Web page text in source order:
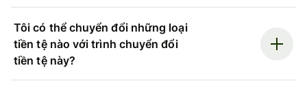
Tôi có thể chuyển đổi những loại
tiền tệ nào với trình chuyển đổi
tiền tệ này?